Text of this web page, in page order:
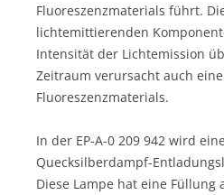
Fluoreszenzmaterials führt.
lichtemittierenden
Intensität der Lichtemission
Zeitraum verursacht auch
Fluoreszenzmaterials.
In der EP-A-0 209 942 wird
Quecksilberdampf-
Diese Lampe hat eine Füllung